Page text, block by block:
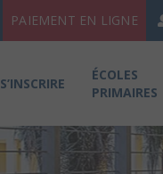
PAIEMENT EN LIGNE
S’INSCRIRE
ÉCOLES
PRIMAIRES